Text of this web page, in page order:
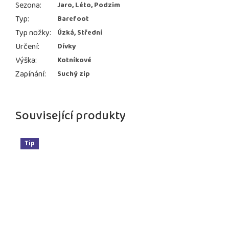
Související produkty
Tip
Sezona: Jaro, Léto, Podzim
Typ: Barefoot
Typ nožky: Úzká, Střední
Určení: Dívky
Výška: Kotníkové
Zapínání: Suchý zip